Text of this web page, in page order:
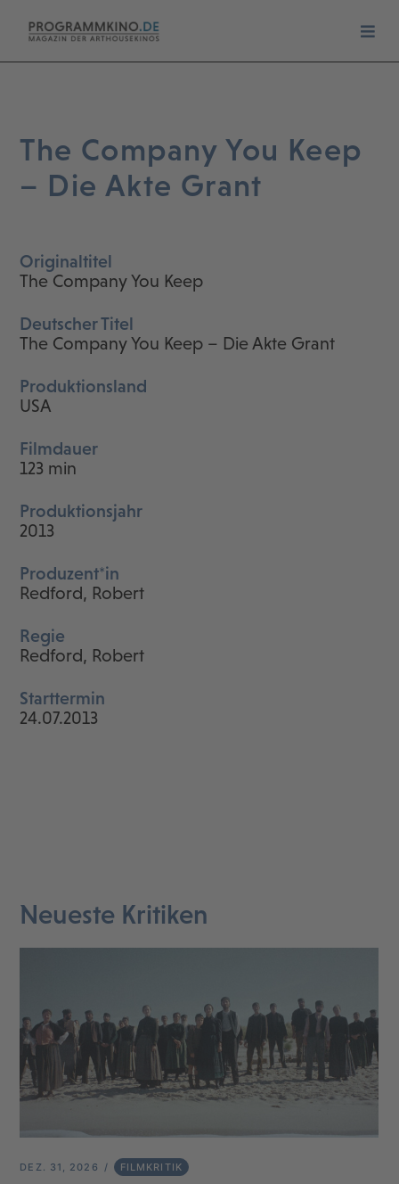
The Company You Keep
– Die Akte Grant
Originaltitel
The Company You Keep
Deutscher Titel
The Company You Keep – Die Akte Grant
Produktionsland
USA
Filmdauer
123 min
Produktionsjahr
2013
Produzent*in
Redford, Robert
Regie
Redford, Robert
Starttermin
24.07.2013
Neueste Kritiken
DEZ. 31, 2026 FILMKRITIK